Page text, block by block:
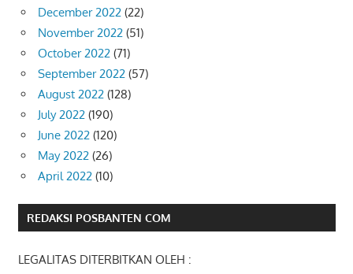
December 2022 (22)
November 2022 (51)
October 2022 (71)
September 2022 (57)
August 2022 (128)
July 2022 (190)
June 2022 (120)
May 2022 (26)
April 2022 (10)
REDAKSI POSBANTEN COM
LEGALITAS DITERBITKAN OLEH :